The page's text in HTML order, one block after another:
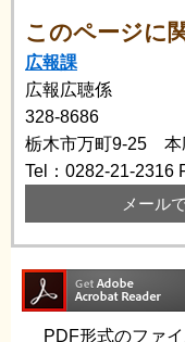
このページに
広報課
広報広聴係
328-8686
栃木市万町9-25 本
Tel：0282-21-2316
メール
PDF形式のファ